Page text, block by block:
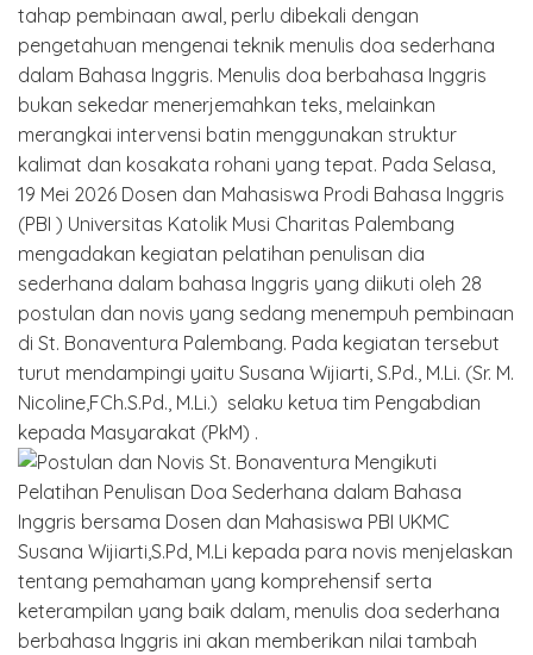
tahap pembinaan awal, perlu dibekali dengan
pengetahuan mengenai teknik menulis doa sederhana
dalam Bahasa Inggris. Menulis doa berbahasa Inggris
bukan sekedar menerjemahkan teks, melainkan
merangkai intervensi batin menggunakan struktur
kalimat dan kosakata rohani yang tepat. Pada Selasa,
19 Mei 2026 Dosen dan Mahasiswa Prodi Bahasa Inggris
(PBI ) Universitas Katolik Musi Charitas Palembang
mengadakan kegiatan pelatihan penulisan dia
sederhana dalam bahasa Inggris yang diikuti oleh 28
postulan dan novis yang sedang menempuh pembinaan
di St. Bonaventura Palembang. Pada kegiatan tersebut
turut mendampingi yaitu Susana Wijiarti, S.Pd., M.Li. (Sr. M.
Nicoline,FCh.S.Pd., M.Li.) selaku ketua tim Pengabdian
kepada Masyarakat (PkM) .
Susana Wijiarti,S.Pd, M.Li kepada para novis menjelaskan
tentang pemahaman yang komprehensif serta
keterampilan yang baik dalam, menulis doa sederhana
berbahasa Inggris ini akan memberikan nilai tambah